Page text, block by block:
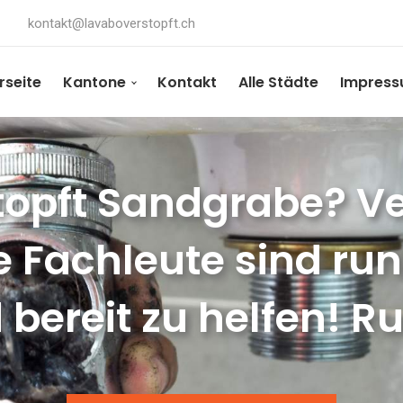
kontakt@lavaboverstopft.ch
Kantone Kontakt Alle Städte
Sandgrabe?
Fachleute sind
zu helfen!